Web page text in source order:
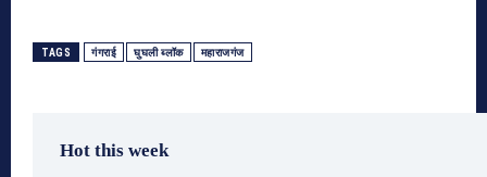
TAGS गंगराई घुघली ब्लॉक महाराजगंज
Hot this week